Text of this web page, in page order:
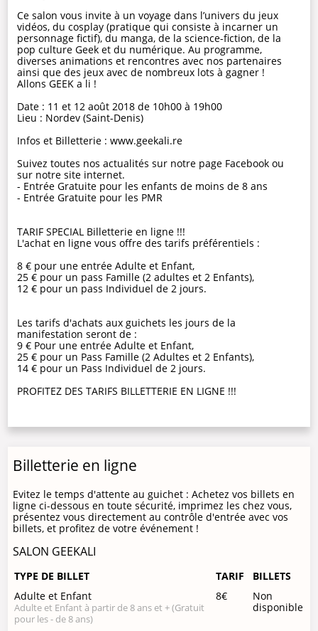
Ce salon vous invite à un voyage dans l’univers du jeux
vidéos, du cosplay (pratique qui consiste à incarner un
personnage fictif), du manga, de la science-fiction, de la
pop culture Geek et du numérique. Au programme,
diverses animations et rencontres avec nos partenaires
ainsi que des jeux avec de nombreux lots à gagner !
Allons GEEK a li !
Date : 11 et 12 août 2018 de 10h00 à 19h00
Lieu : Nordev (Saint-Denis)
Infos et Billetterie : www.geekali.re
Suivez toutes nos actualités sur notre page Facebook ou
sur notre site internet.
- Entrée Gratuite pour les enfants de moins de 8 ans
- Entrée Gratuite pour les PMR
TARIF SPECIAL Billetterie en ligne !!!
L'achat en ligne vous offre des tarifs préférentiels :
8 € pour une entrée Adulte et Enfant,
25 € pour un pass Famille (2 adultes et 2 Enfants),
12 € pour un pass Individuel de 2 jours.
Les tarifs d'achats aux guichets les jours de la
manifestation seront de :
9 € Pour une entrée Adulte et Enfant,
25 € pour un Pass Famille (2 Adultes et 2 Enfants),
14 € pour un Pass Individuel de 2 jours.
PROFITEZ DES TARIFS BILLETTERIE EN LIGNE !!!
Billetterie en ligne
Evitez le temps d'attente au guichet : Achetez vos billets en
ligne ci-dessous en toute sécurité, imprimez les chez vous,
présentez vous directement au contrôle d'entrée avec vos
billets, et profitez de votre événement !
SALON GEEKALI
TYPE DE BILLET TARIF
BILLETS
Adulte et Enfant
Adulte et Enfant à partir de 8 ans et + (Gratuit
pour les - de 8 ans)
8€
Non
disponible